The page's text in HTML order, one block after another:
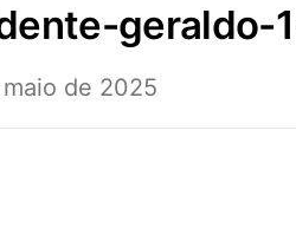
geraldo-
de 2025